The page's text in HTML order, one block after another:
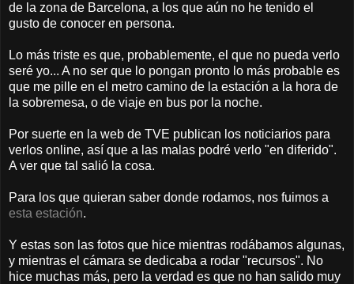
de la zona de Barcelona, a los que aún no he tenido el
gusto de conocer en persona.
Lo más triste es que, probablemente, el que no pueda verlo
seré yo... A no ser que lo pongan pronto lo más probable es
que me pille en el metro camino de la estación a la hora de
la sobremesa, o de viaje en bus por la noche.
Por suerte en la web de TVE publican los noticiarios para
verlos online, así que a las malas podré verlo "en diferido".
A ver que tal salió la cosa.
Para los que quieran saber donde rodamos, nos fuimos a
esta estación.
Y estas son las fotos que hice mientras rodábamos algunas,
y mientras el cámara se dedicaba a rodar "recursos". No
hice muchas más, pero la verdad es que no han salido muy